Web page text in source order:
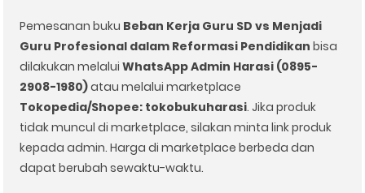
Pemesanan buku Beban Kerja Guru SD vs Menjadi
Guru Profesional dalam Reformasi Pendidikan bisa
dilakukan melaluiWhatsApp Admin Harasi (0895-
2908-1980)atau melalui marketplace
Tokopedia/Shopee: tokobukuharasi. Jika produk
tidak muncul di marketplace, silakan minta link produk
kepada admin. Harga di marketplace berbeda dan
dapat berubah sewaktu-waktu.